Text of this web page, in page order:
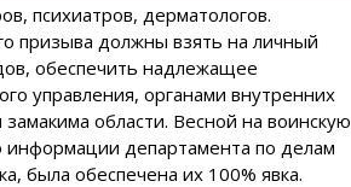
психиатров, дерматологов.
призыва должны взять на личный
обеспечить надлежащее
управления, органами внутренних
области. Весной на воинскую
информации департамента по делам
была обеспечена их 100% явка.